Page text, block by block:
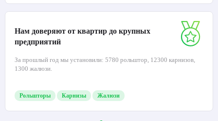
Нам доверяют от квартир до крупных
предприятий
За прошлый год мы установили: 5780 рольштор, 12300 карнизов,
1300 жалюзи.
Рольшторы Карнизы Жалюзи